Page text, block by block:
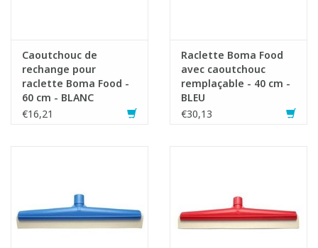
Caoutchouc de
rechange pour
raclette Boma Food -
60 cm - BLANC
€16,21
Raclette Boma Food
avec caoutchouc
remplaçable - 40 cm -
BLEU
€30,13